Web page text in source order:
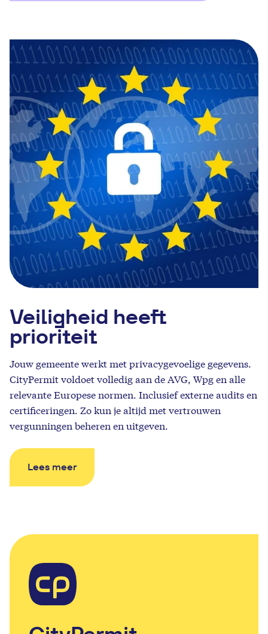
Veiligheid heeft
prioriteit
Jouw gemeente werkt met privacygevoelige gegevens.
CityPermit voldoet volledig aan de AVG, Wpg en alle
relevante Europese normen. Inclusief externe audits en
certificeringen. Zo kun je altijd met vertrouwen
vergunningen beheren en uitgeven.
Lees meer